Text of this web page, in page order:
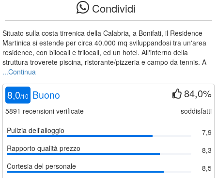
Condividi
Situato sulla costa tirrenica della Calabria, a Bonifati, il Residence
Martinica si estende per circa 40.000 mq sviluppandosi tra un'area
residence, con bilocali e trilocali, ed un hotel. All'interno della
struttura troverete piscina, ristorante/pizzeria e campo da tennis. A
...Continua
8,0/10 Buono
5891 recensioni verificate
84,0%
soddisfatti
Pulizia dell'alloggio
7,9
Rapporto qualità prezzo
8,3
Cortesia del personale
8,5